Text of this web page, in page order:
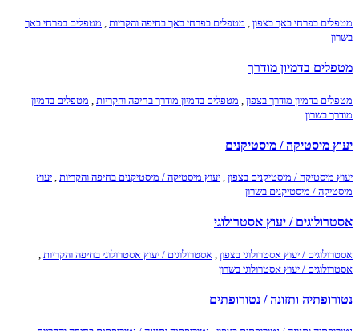
מטפלים בפרחי באך בצפון , מטפלים בפרחי באך בחיפה והקריות , מטפלים בפרחי באך
בשרון
מטפלים בדמיון מודרך
מטפלים בדמיון מודרך בצפון מטפלים בדמיון מודרך בחיפה והקריות
מטפלים בדמיון
מודרך בשרון
יעוץ מיסטיקה / מיסטיקנים
יעוץ מיסטיקה / מיסטיקנים בצפון , יעוץ מיסטיקה / מיסטיקנים בחיפה והקריות , יעוץ
מיסטיקה / מיסטיקנים בשרון
אסטרולוגים / יעוץ אסטרולוגי
אסטרולוגים / יעוץ אסטרולוגי בצפון אסטרולוגים / יעוץ אסטרולוגי בחיפה והקריות
אסטרולוגים / יעוץ אסטרולוגי בשרון
נטורופתיה ותזונה / נטורופתים